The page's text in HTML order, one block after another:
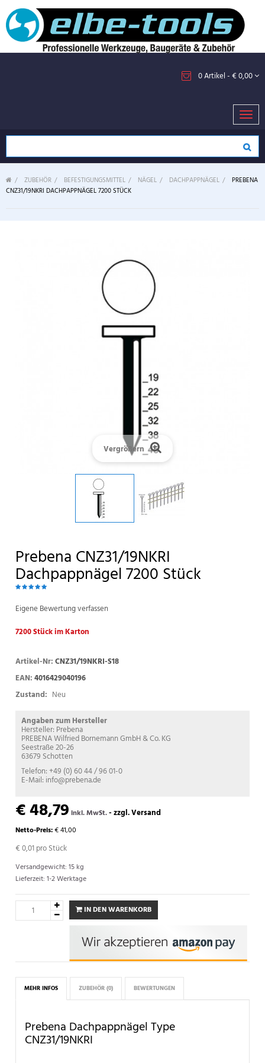
0Artikel- € 0,00
ZUBEHÖR BEFESTIGUNGSMITTEL NÄGEL DACHPAPPNÄGEL
PREBENA
CNZ31/19NKRI DACHPAPPNÄGEL 7200 STÜCK
Vergrößern
Prebena CNZ31/19NKRI
Dachpappnägel 7200 Stück
Eigene Bewertung verfassen
7200 Stück im Karton
Artikel-Nr:CNZ31/19NKRI-S18
EAN:4016429040196
Zustand: Neu
Angaben zum Hersteller
Hersteller: Prebena
PREBENA Wilfried Bornemann GmbH & Co. KG
Seestraße 20-26
63679 Schotten
Telefon: +49 (0) 60 44 / 96 01-0
E-Mail: info@prebena.de
€ 48,79 inkl. MwSt.-zzgl. Versand
Netto-Preis:€ 41,00
€ 0,01pro Stück
Versandgewicht: 15 kg
Lieferzeit: 1-2 Werktage
IN DEN WARENKORB
MEHR INFOS ZUBEHÖR(0) BEWERTUNGEN
Prebena Dachpappnägel Type
CNZ31/19NKRI